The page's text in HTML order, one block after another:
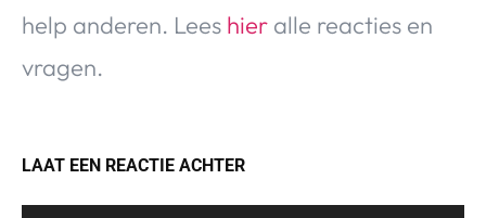
help anderen. Lees hier alle reacties en
vragen.
LAAT EEN REACTIE ACHTER